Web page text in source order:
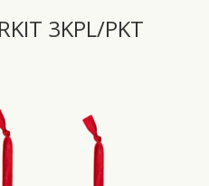
3KPL/PKT